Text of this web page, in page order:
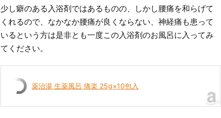
少し癖のある入浴剤ではあるものの、しかし腰痛を和らげて
くれるので、なかなか腰痛が良くならない、神経痛も患って
いるという方は是非とも一度この入浴剤のお風呂に入ってみ
てください。
薬治湯 生薬風呂 痛楽 25g×10包入